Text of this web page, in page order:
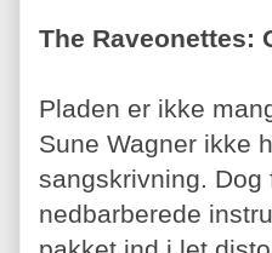
The Raveonettes:
Pladen er ikke
Sune Wagner ikke
sangskrivning.
nedbarberede